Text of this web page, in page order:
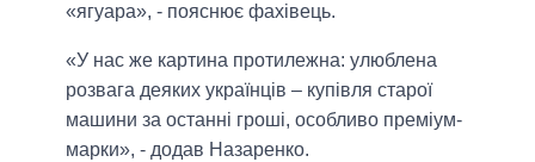
«ягуара», - пояснює фахівець.
«У нас же картина протилежна: улюблена
розвага деяких українців – купівля старої
машини за останні гроші, особливо преміум-
марки», - додав Назаренко.